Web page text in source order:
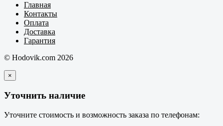
Главная
Контакты
Оплата
Доставка
Гарантия
© Hodovik.com 2026
×
Уточнить наличие
Уточните стоимость и возможность заказа по телефонам: